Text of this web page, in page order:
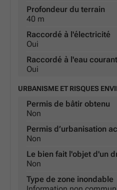
Profondeur du terrain
40 m
Raccordé à l'électricité
Oui
Raccordé à l'eau
Oui
URBANISME ET RISQUES
Permis de bâtir obtenu
Non
Permis d’urbanisation
Non
Le bien fait l'objet d'un
Non
Type de zone inondable